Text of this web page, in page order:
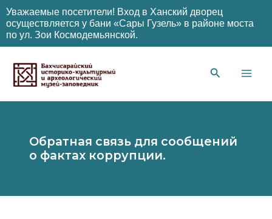
Уважаемые посетители! Вход в Ханский дворец
осуществляется у бани «Сары Гузель» в районе моста
по ул. Зои Космодемьянской.
содержимому
Обратная связь для сообщений
о фактах коррупции.